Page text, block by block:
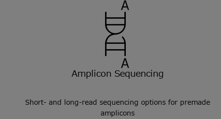
Amplicon Sequencing
Short- and long-read sequencing options for premade
amplicons